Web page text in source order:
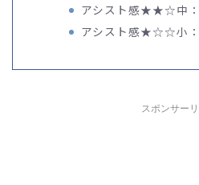
アシスト感★★☆中：
アシスト感★☆☆小：
スポンサー